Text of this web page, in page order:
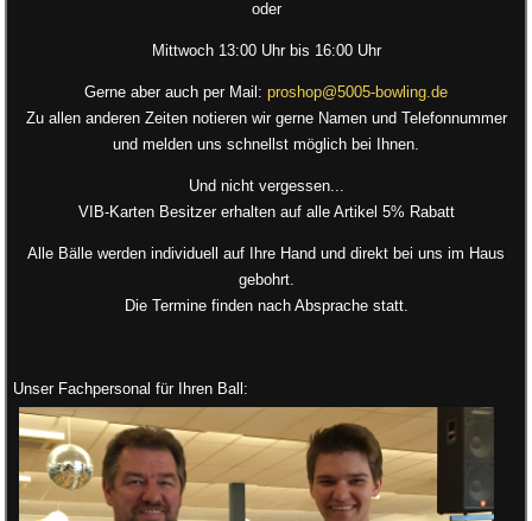
oder
Mittwoch 13:00 Uhr bis 16:00 Uhr
Gerne aber auch per Mail: proshop@5005-bowling.de
Zu allen anderen Zeiten notieren wir gerne Namen und Telefonnummer
und melden uns schnellst möglich bei Ihnen.
Und nicht vergessen...
VIB-Karten Besitzer erhalten auf alle Artikel 5% Rabatt
Alle Bälle werden individuell auf Ihre Hand und direkt bei uns im Haus
gebohrt.
Die Termine finden nach Absprache statt.
Unser Fachpersonal für Ihren Ball: